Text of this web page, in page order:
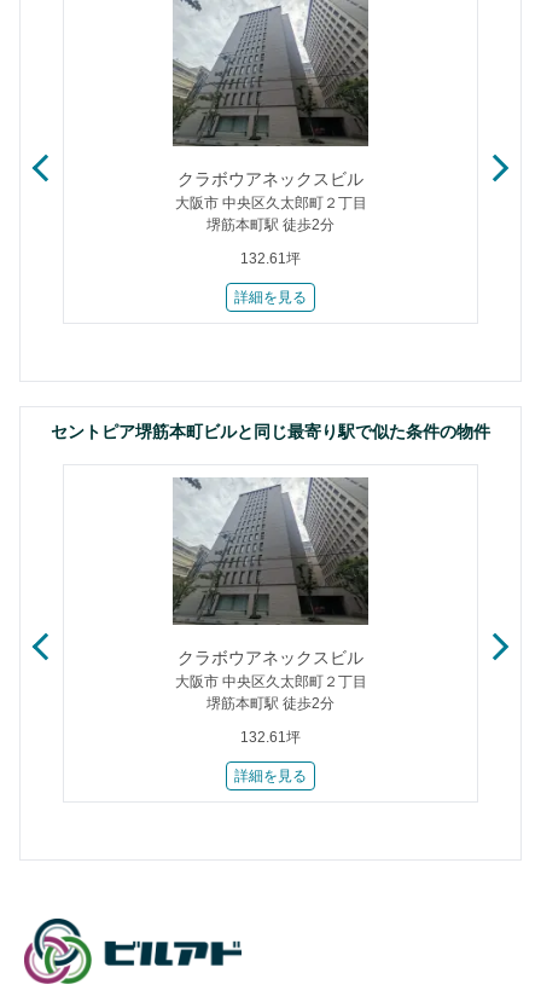
クラボウアネックスビル
大阪市 中央区久太郎町２丁目
堺筋本町駅 徒歩2分
132.61坪
詳細を見る
セントピア堺筋本町ビルと同じ最寄り駅で似た条件の物件
クラボウアネックスビル
大阪市 中央区久太郎町２丁目
堺筋本町駅 徒歩2分
132.61坪
詳細を見る